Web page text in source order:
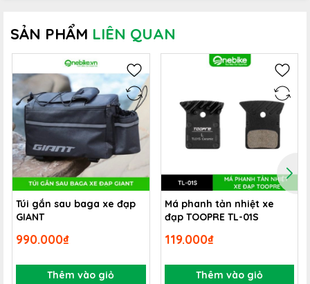
SẢN PHẨM LIÊN QUAN
Túi gắn sau baga xe đạp
GIANT
990.000₫
Thêm vào giỏ
Má phanh tản nhiệt xe
đạp TOOPRE TL-01S
119.000₫
Thêm vào giỏ